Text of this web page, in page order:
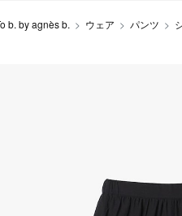
b. by agnès b. ウェア パンツ